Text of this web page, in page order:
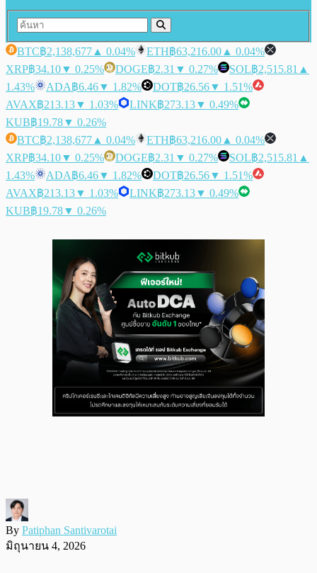
BTC฿2,138,677 ▲ 0.04% ETH฿63,216.00 ▲ 0.04%
XRP฿34.10▼ 0.25% DOGE฿2.31 ▼ 0.27% SOL฿2,515.81 ▲
1.43%
ADA฿6.46▼ 1.82% DOT฿26.56▼ 1.51%
AVAX฿213.13▼ 1.03% LINK฿273.13▼ 0.49%
KUB฿19.78▼ 0.26%
BTC฿2,138,677 ▲ 0.04% ETH฿63,216.00 ▲ 0.04%
XRP฿34.10▼ 0.25% DOGE฿2.31 ▼ 0.27% SOL฿2,515.81 ▲
1.43%
ADA฿6.46▼ 1.82% DOT฿26.56▼ 1.51%
AVAX฿213.13▼ 1.03% LINK฿273.13▼ 0.49%
KUB฿19.78▼ 0.26%
By Patiphan Santivarotai
มิถุนายน 4, 2026